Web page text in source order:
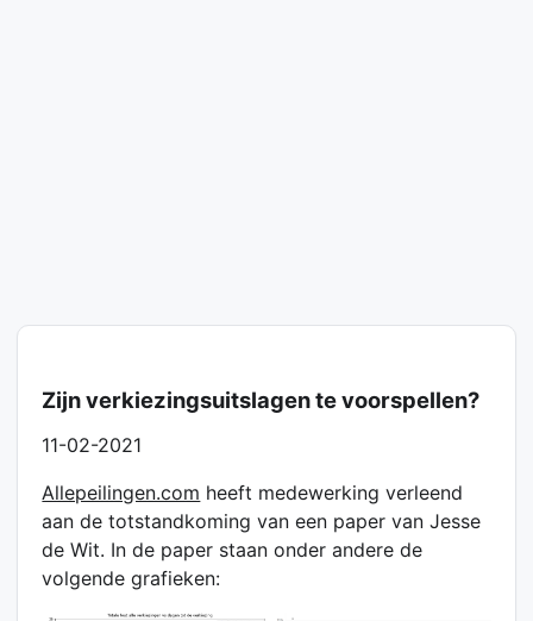
Zijn verkiezingsuitslagen te voorspellen?
11-02-2021
Allepeilingen.com heeft medewerking verleend
aan de totstandkoming van een paper van Jesse
de Wit. In de paper staan onder andere de
volgende grafieken: